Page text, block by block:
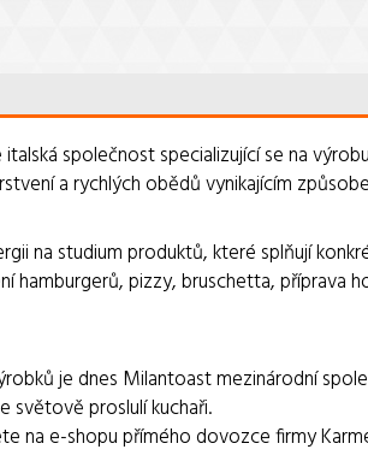
společnost specializující se na
a rychlých obědů vynikajícím
na studium produktů, které splňují
hamburgerů, pizzy, bruschetta, příprava
je dnes Milantoast mezinárodní
světově proslulí kuchaři.
na e-shopu přímého dovozce firmy